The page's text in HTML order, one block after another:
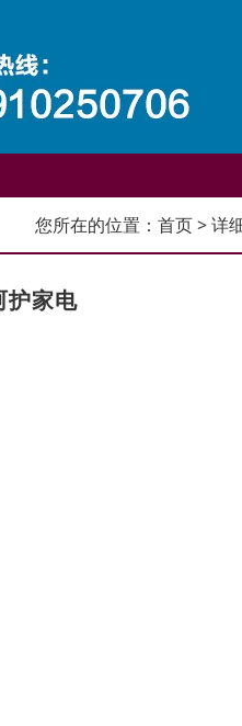
您所在的位置： 首页> 详
护家电